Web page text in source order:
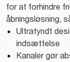
for at forhindre
åbningsløsning,
Ultratyndt
indsættelse
Kanaler gør